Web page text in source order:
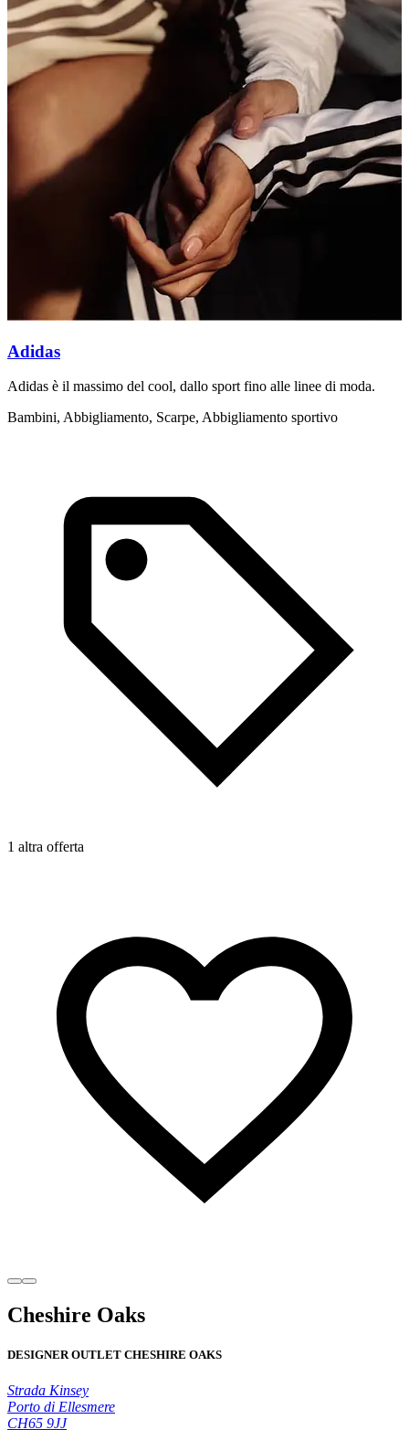
Adidas
Adidas è il massimo del cool, dallo sport fino alle linee di moda.
Bambini, Abbigliamento, Scarpe, Abbigliamento sportivo
1 altra offerta
Cheshire Oaks
DESIGNER OUTLET CHESHIRE OAKS
Strada Kinsey
Porto di Ellesmere
CH65 9JJ